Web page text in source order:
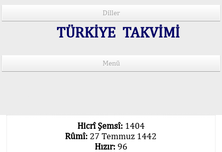
Diller
TÜRKİYE TAKVİMİ
Menü
Hicrî Şemsî: 1404
Rûmî: 27 Temmuz 1442
Hızır: 96